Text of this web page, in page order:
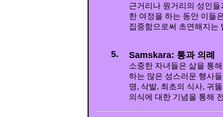
근거리나 원거리의 성인
한 여정을 하는 동안 이들
집중함으로써 초연해지는
5. Samskara: 통과 의례
소중한 자녀들은 삶을 통
하는 많은 성스러운 행사
명, 삭발, 최초의 식사, 귀
의식에 대한 기념을 통해